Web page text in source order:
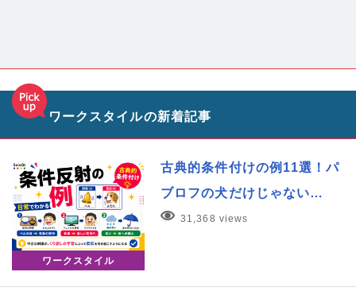
ワークスタイルの新着記事
ワークスタイル
古典的条件付けの例11選！パ
ブロフの犬だけじゃない…
31,368 views